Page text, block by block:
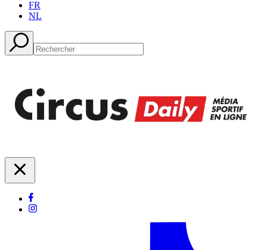
FR
NL